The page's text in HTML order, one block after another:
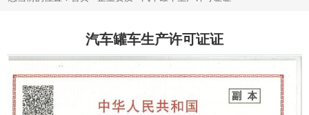
汽车罐车生产许可证证